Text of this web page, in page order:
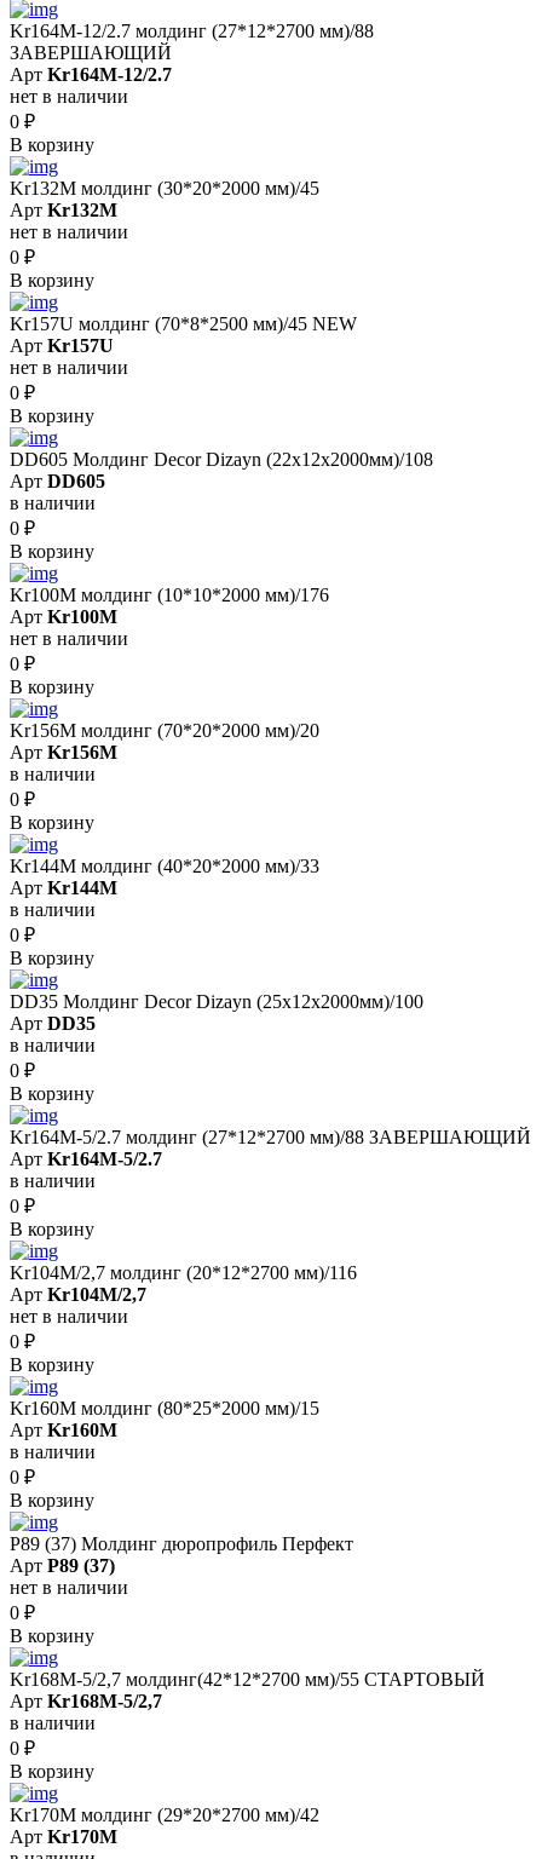
Kr164M-12/2.7 молдинг (27*12*2700 мм)/88
ЗАВЕРШАЮЩИЙ
Арт Kr164M-12/2.7
нет в наличии
0 ₽
В корзину
Kr132M молдинг (30*20*2000 мм)/45
Арт Kr132M
нет в наличии
0 ₽
В корзину
Kr157U молдинг (70*8*2500 мм)/45 NEW
Арт Kr157U
нет в наличии
0 ₽
В корзину
DD605 Молдинг Decor Dizayn (22х12x2000мм)/108
Арт DD605
в наличии
0 ₽
В корзину
Kr100M молдинг (10*10*2000 мм)/176
Арт Kr100M
нет в наличии
0 ₽
В корзину
Kr156M молдинг (70*20*2000 мм)/20
Арт Kr156M
в наличии
0 ₽
В корзину
Kr144M молдинг (40*20*2000 мм)/33
Арт Kr144M
в наличии
0 ₽
В корзину
DD35 Молдинг Decor Dizayn (25x12x2000мм)/100
Арт DD35
в наличии
0 ₽
В корзину
Kr164M-5/2.7 молдинг (27*12*2700 мм)/88 ЗАВЕРШАЮЩИЙ
Арт Kr164M-5/2.7
в наличии
0 ₽
В корзину
Kr104M/2,7 молдинг (20*12*2700 мм)/116
Арт Kr104M/2,7
нет в наличии
0 ₽
В корзину
Kr160M молдинг (80*25*2000 мм)/15
Арт Kr160M
в наличии
0 ₽
В корзину
P89 (37) Молдинг дюропрофиль Перфект
Арт P89 (37)
нет в наличии
0 ₽
В корзину
Kr168M-5/2,7 молдинг(42*12*2700 мм)/55 СТАРТОВЫЙ
Арт Kr168M-5/2,7
в наличии
0 ₽
В корзину
Kr170M молдинг (29*20*2700 мм)/42
Арт Kr170M